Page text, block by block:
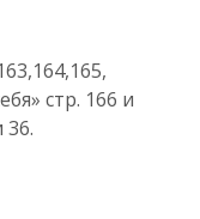
стр. 166 и
36.